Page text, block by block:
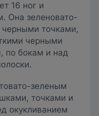
16 ног и
Она зеленовато-
черными точками,
черными
по бокам и над
зеленым
точками и
окукливанием